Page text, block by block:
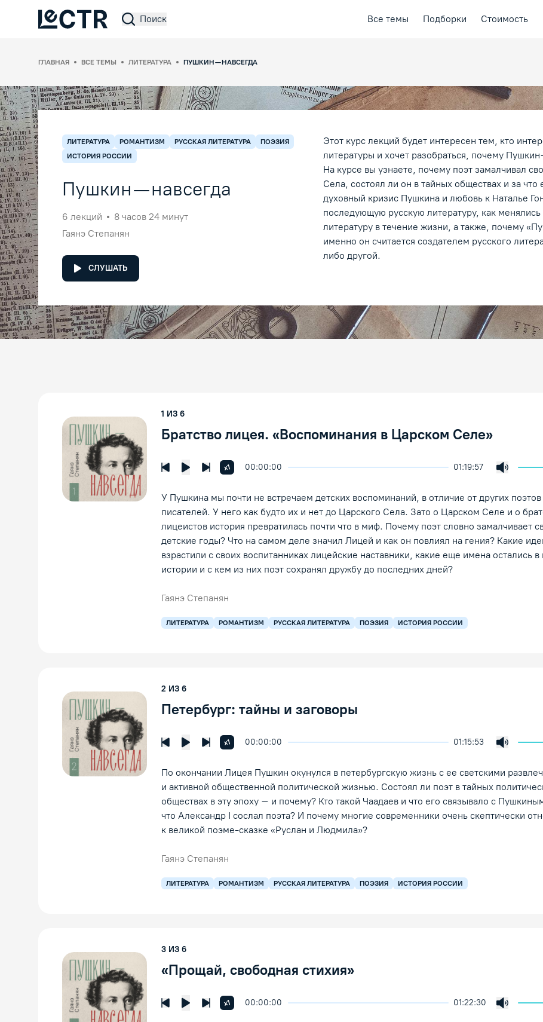
Поиск Все темы Подборки Стоимость
ГЛАВНАЯ ВСЕ ТЕМЫ ЛИТЕРАТУРА ПУШКИН — НАВСЕГДА
ЛИТЕРАТУРА РОМАНТИЗМ РУССКАЯ ЛИТЕРАТУРА
ПОЭЗИЯ
ИСТОРИЯ РОССИИ
Пушкин — навсегда
6 лекций
8 часов 24 минут
Гаянэ Степанян
СЛУШАТЬ
Этот курс лекций будет интересен тем, кто
литературы и хочет разобраться, почему Пушкин
На курсе вы узнаете, почему поэт замалчивал
Села, состоял ли он в тайных обществах и за что
духовный кризис Пушкина и любовь к Наталье
последующую русскую литературу, как
литературу в течение жизни, а также, почему
именно он считается создателем русского
либо другой.
1 ИЗ 6
Братство лицея. «Воспоминания в Царском Селе»
00:00:00 01:19:57
Предыдущая лекцияСледующая лекция
x1Увеличить скорость воспроизведения
У Пушкина мы почти не встречаем детских воспоминаний, в отличие от других поэтов
писателей. У него как будто их и нет до Царского Села. Зато о Царском Селе и о
лицеистов история превратилась почти что в миф. Почему поэт словно замалчивает
детские годы? Что на самом деле значил Лицей и как он повлиял на гения? Какие
взрастили с своих воспитанниках лицейские наставники, какие еще имена остались
истории и с кем из них поэт сохранял дружбу до последних дней?
Гаянэ Степанян
ЛИТЕРАТУРА РОМАНТИЗМ РУССКАЯ ЛИТЕРАТУРА ПОЭЗИЯ ИСТОРИЯ РОССИИ
2 ИЗ 6
Петербург: тайны и заговоры
00:00:00 01:15:53
Предыдущая лекцияСледующая лекция
x1Увеличить скорость воспроизведения
По окончании Лицея Пушкин окунулся в петербургскую жизнь с ее светскими
и активной общественной политической жизнью. Состоял ли поэт в тайных
обществах в эту эпоху – и почему? Кто такой Чаадаев и что его связывало с
что Александр I сослал поэта? И почему многие современники очень скептически
к великой поэме-сказке «Руслан и Людмила»?
Гаянэ Степанян
ЛИТЕРАТУРА РОМАНТИЗМ РУССКАЯ ЛИТЕРАТУРА ПОЭЗИЯ ИСТОРИЯ РОССИИ
3 ИЗ 6
«Прощай, свободная стихия»
00:00:00 01:22:30
Предыдущая лекцияСледующая лекция
x1Увеличить скорость воспроизведения